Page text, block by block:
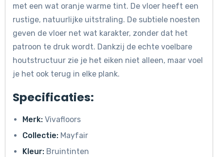
met een wat oranje warme tint. De vloer heeft een
rustige, natuurlijke uitstraling. De subtiele noesten
geven de vloer net wat karakter, zonder dat het
patroon te druk wordt. Dankzij de echte voelbare
houtstructuur zie je het eiken niet alleen, maar voel
je het ook terug in elke plank.
Specificaties:
Merk: Vivafloors
Collectie: Mayfair
Kleur: Bruintinten